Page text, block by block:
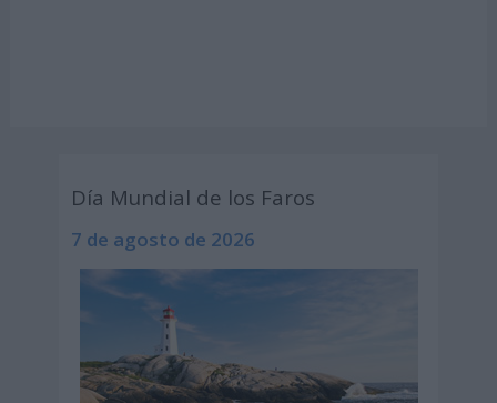
Día Mundial de los Faros
7 de agosto de 2026